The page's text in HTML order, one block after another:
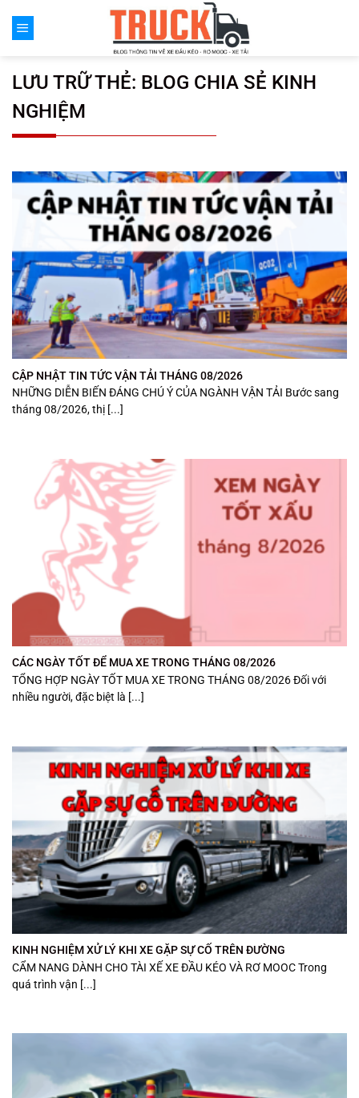
đến
LƯU TRỮ THẺ: BLOG CHIA SẺ KINH
NGHIỆM
CẬP NHẬT TIN TỨC VẬN TẢI THÁNG 08/2026
NHỮNG DIỄN BIẾN ĐÁNG CHÚ Ý CỦA NGÀNH VẬN TẢI Bước sang
tháng 08/2026, thị [...]
CÁC NGÀY TỐT ĐỂ MUA XE TRONG THÁNG 08/2026
TỔNG HỢP NGÀY TỐT MUA XE TRONG THÁNG 08/2026 Đối với
nhiều người, đặc biệt là [...]
KINH NGHIỆM XỬ LÝ KHI XE GẶP SỰ CỐ TRÊN ĐƯỜNG
CẨM NANG DÀNH CHO TÀI XẾ XE ĐẦU KÉO VÀ RƠ MOOC Trong
quá trình vận [...]